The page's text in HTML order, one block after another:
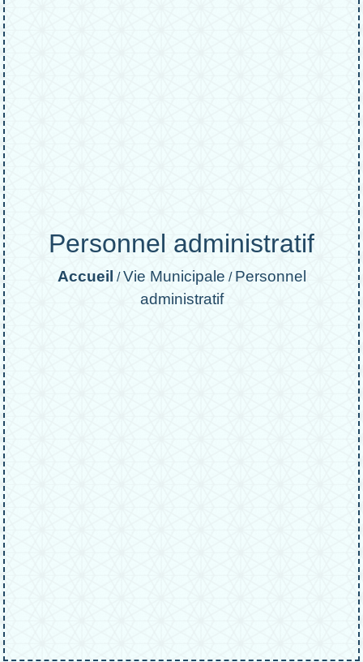
Personnel administratif
Accueil /Vie Municipale / Personnel
administratif